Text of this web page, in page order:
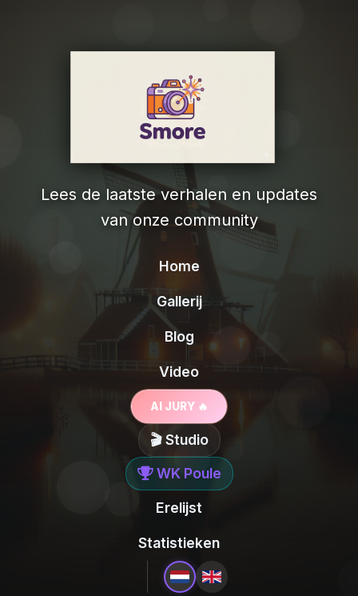
Lees de laatste verhalen en updates
van onze community
Home
Gallerij
Blog
Video
AI JURY 🔥
🎬 Studio
WK Poule
Erelijst
Statistieken